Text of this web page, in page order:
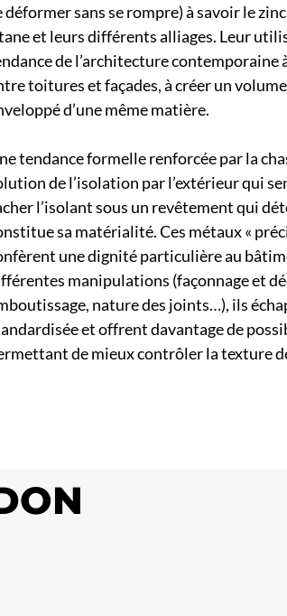
déformer sans se rompre) à savoir le
et leurs différents alliages. Leur
de l’architecture
toitures et façades, à créer un
d’une même matière.
tendance formelle renforcée par la
de l’isolation par l’extérieur qui
l’isolant sous un revêtement qui
sa matérialité. Ces métaux «
une dignité particulière au
manipulations (façonnage et
nature des joints…), ils
et offrent davantage de
de mieux contrôler la texture